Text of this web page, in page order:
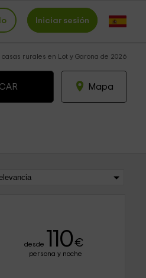
Iniciar sesión
casas rurales en Lot y Garona de 2026
Mapa
desde 110€
persona y noche